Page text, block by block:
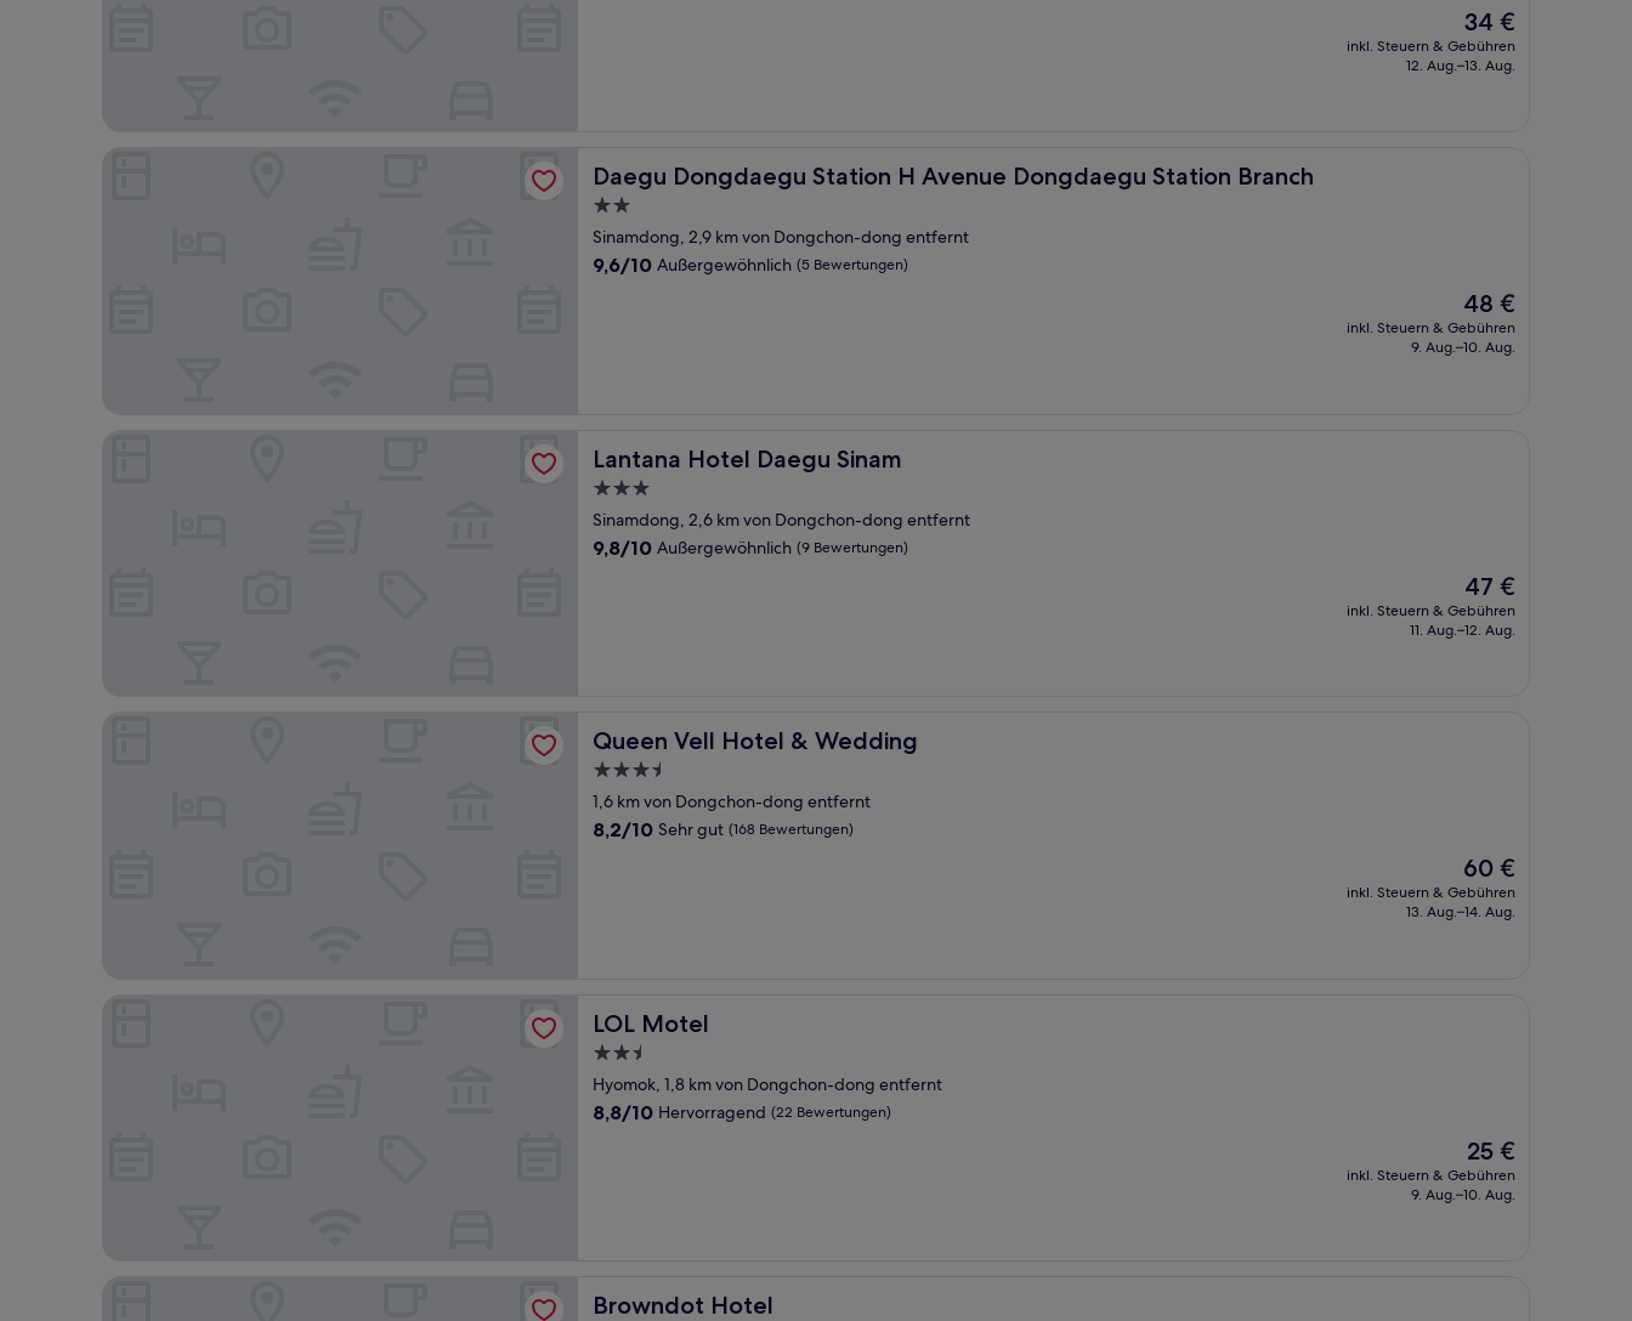
Der
Preis
beträgt
34 €
inkl. Steuern & Gebühren
12. Aug.–13. Aug.
Daegu Dongdaegu Station H Avenue Dongdaegu Station Branch
Daegu Dongdaegu Station H Avenue Dongdaegu Station Branch
2.0-
Sterne-
Unterkunft
Sinamdong, 2,9 km von Dongchon-dong entfernt
9.6
9,6/10 Außergewöhnlich (5 Bewertungen)
Der
Preis
beträgt
48 €
inkl. Steuern & Gebühren
9. Aug.–10. Aug.
Daegu Dongdaegu Station H Avenue Dongdaegu Station Branch
Lantana Hotel Daegu Sinam
Lantana Hotel Daegu Sinam
3.0-
Sterne-
Unterkunft
Sinamdong, 2,6 km von Dongchon-dong entfernt
9.8
9,8/10 Außergewöhnlich (9 Bewertungen)
Der
Preis
beträgt
47 €
inkl. Steuern & Gebühren
11. Aug.–12. Aug.
Lantana Hotel Daegu Sinam
Queen Vell Hotel & Wedding
Queen Vell Hotel & Wedding
3.5-
Sterne-
Unterkunft
1,6 km von Dongchon-dong entfernt
8.2
8,2/10 Sehr gut (168 Bewertungen)
Der
Preis
beträgt
60 €
inkl. Steuern & Gebühren
13. Aug.–14. Aug.
LOL Motel
LOL Motel
2.5-
Sterne-
Unterkunft
Hyomok, 1,8 km von Dongchon-dong entfernt
8.8
8,8/10 Hervorragend (22 Bewertungen)
Der
Preis
beträgt
25 €
inkl. Steuern & Gebühren
9. Aug.–10. Aug.
LOL Motel
Browndot Hotel
Browndot Hotel